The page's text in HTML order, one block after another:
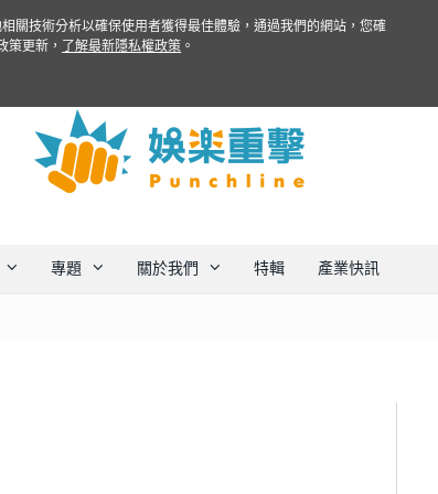
專題 關於我們 特輯 產業快訊
關技術分析以確保使用者獲得最佳體驗，通過我們的網站，您確
策更新，
了解最新隱私權政策 。